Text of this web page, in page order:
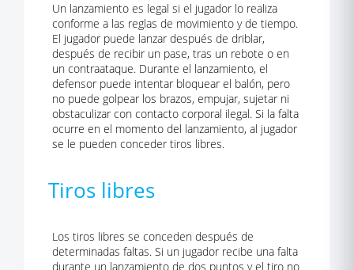
Un lanzamiento es legal si el jugador lo realiza
conforme a las reglas de movimiento y de tiempo.
El jugador puede lanzar después de driblar,
después de recibir un pase, tras un rebote o en
un contraataque. Durante el lanzamiento, el
defensor puede intentar bloquear el balón, pero
no puede golpear los brazos, empujar, sujetar ni
obstaculizar con contacto corporal ilegal. Si la falta
ocurre en el momento del lanzamiento, al jugador
se le pueden conceder tiros libres.
Tiros libres
Los tiros libres se conceden después de
determinadas faltas. Si un jugador recibe una falta
durante un lanzamiento de dos puntos y el tiro no